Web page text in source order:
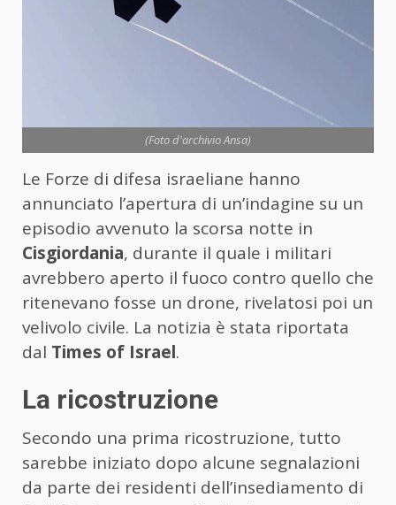
(Foto d'archivio Ansa)
Le Forze di difesa israeliane hanno
annunciato l’apertura di un’indagine su un
episodio avvenuto la scorsa notte in
Cisgiordania, durante il quale i militari
avrebbero aperto il fuoco contro quello che
ritenevano fosse un drone, rivelatosi poi un
velivolo civile. La notizia è stata riportata
dal Times of Israel.
La ricostruzione
Secondo una prima ricostruzione, tutto
sarebbe iniziato dopo alcune segnalazioni
da parte dei residenti dell’insediamento di